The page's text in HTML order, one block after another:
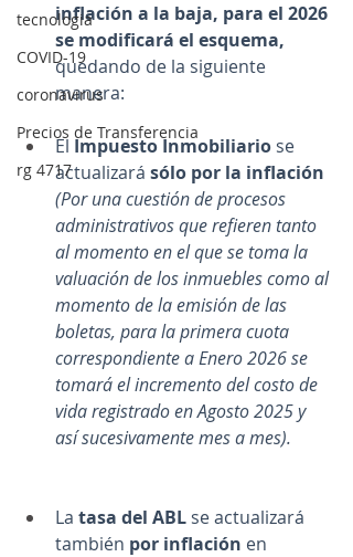
tecnologia
COVID-19
coronavirus
Precios de Transferencia
rg 4717
inflación a la baja, para el 2026
se modificará el esquema,
quedando de la siguiente
manera:
El Impuesto Inmobiliario se
actualizará sólo por la inflación
(Por una cuestión de procesos
administrativos que refieren tanto
al momento en el que se toma la
valuación de los inmuebles como al
momento de la emisión de las
boletas, para la primera cuota
correspondiente a Enero 2026 se
tomará el incremento del costo de
vida registrado en Agosto 2025 y
así sucesivamente mes a mes).
La tasa del ABL se actualizará
también por inflación en